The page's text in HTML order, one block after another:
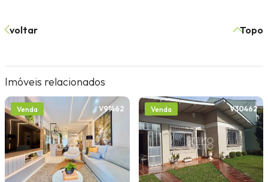
voltar Topo
Imóveis relacionados
Venda V91462 Venda V30462